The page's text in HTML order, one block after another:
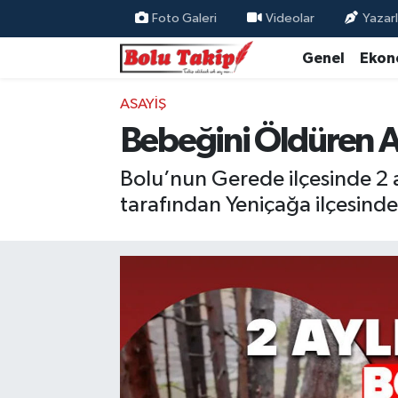
Foto Galeri Videolar
Genel
ASAYIŞ
Bebeğini Öldüren
Bolu’nun Gerede ilçesinde 2
tarafından Yeniçağa